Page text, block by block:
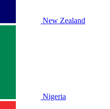
New Zealand
Nigeria